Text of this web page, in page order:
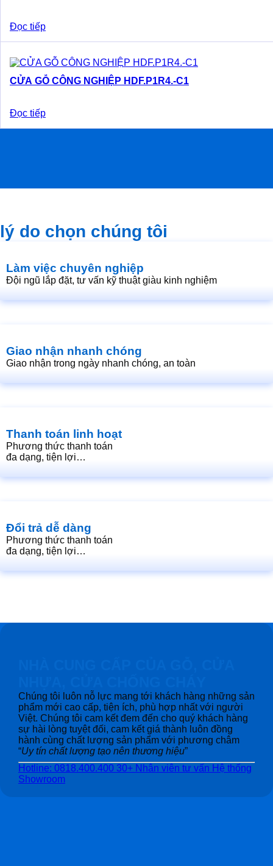
Đọc tiếp
CỬA GỖ CÔNG NGHIỆP HDF.P1R4.-C1
Đọc tiếp
lý do chọn chúng tôi
Làm việc chuyên nghiệp
Đội ngũ lắp đặt, tư vấn kỹ thuật giàu kinh nghiệm
Giao nhận nhanh chóng
Giao nhận trong ngày nhanh chóng, an toàn
Thanh toán linh hoạt
Phương thức thanh toán
đa dạng, tiện lợi…
Đổi trả dễ dàng
Phương thức thanh toán
đa dạng, tiện lợi…
Chúng tôi luôn nỗ lực mang tới khách hàng những sản
phẩm mới cao cấp, tiện ích, phù hợp nhất với người
Việt. Chúng tôi cam kết đem đến cho quý khách hàng
sự hài lòng tuyệt đối, cam kết giá thành luôn đồng
hành cùng chất lượng sản phẩm với phương châm
“Uy tín chất lượng tạo nên thương hiệu”
Hotline: 0818.400.400 30+ Nhân viên tư vấn Hệ thống
Showroom